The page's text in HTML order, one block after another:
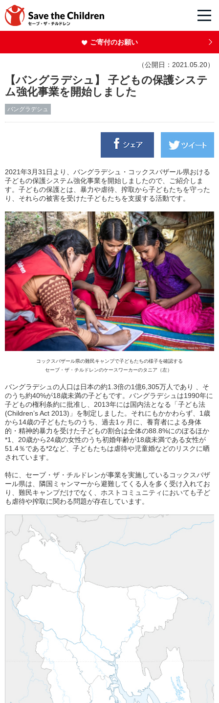
ご寄付のお願い
（公開日：2021.05.20）
【バングラデシュ】 子どもの保護システ
ム強化事業を開始しました
バングラデシュ
2021年3月31日より、バングラデシュ・コックスバザール県おける
子どもの保護システム強化事業を開始しましたので、ご紹介しま
す。子どもの保護とは、暴力や虐待、搾取から子どもたちを守った
り、それらの被害を受けた子どもたちを支援する活動です。
コックスバザール県の難民キャンプで子どもたちの様子を確認する
セーブ・ザ・チルドレンのケースワーカーのタニア（左）
バングラデシュの人口は日本の約1.3倍の1億6,305万人であり 、そ
のうち約40%が18歳未満の子どもです。バングラデシュは1990年に
子どもの権利条約に批准し、2013年には国内法となる「子ども法
(Children’s Act 2013)」を制定しました。それにもかかわらず、1歳
から14歳の子どもたちのうち、過去1ヶ月に、養育者による身体
的・精神的暴力を受けた子どもの割合は全体の88.8%にのぼるほか
*1、20歳から24歳の女性のうち初婚年齢が18歳未満である女性が
51.4％である*2など、子どもたちは虐待や児童婚などのリスクに晒
されています。
特に、セーブ・ザ・チルドレンが事業を実施しているコックスバザ
ール県は、隣国ミャンマーから避難してくる人を多く受け入れてお
り、難民キャンプだけでなく、ホストコミュニティにおいても子ど
も虐待や搾取に関わる問題が存在しています。